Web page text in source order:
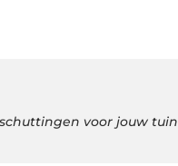
voor jouw tuin